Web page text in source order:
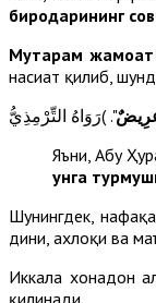
биродарининг
Муҳтарам
насиҳат қилиб,
عرِيضٌ
Яъни, Абу
унга
Шунингдек,
дини, ахлоқи ва
Иккала хонадон
қилинади.